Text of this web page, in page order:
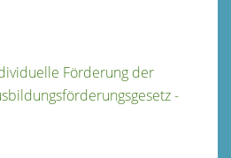
Förderung der
-